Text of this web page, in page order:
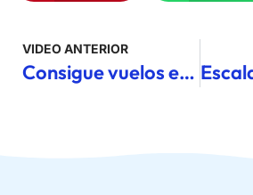
VIDEO ANTERIOR
Consigue vuelos en primera clase a precio de economy con estos tips